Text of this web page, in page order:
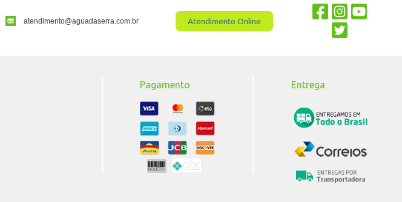
atendimento@aguadaserra.com.br Atendimento Online
Pagamento Entrega